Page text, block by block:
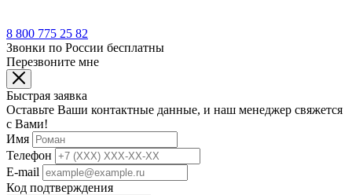
8 800 775 25 82
Звонки по России бесплатны
Перезвоните мне
Быстрая заявка
Оставьте Ваши контактные данные, и наш менеджер свяжется
с Вами!
Имя
Телефон
E-mail
Код подтверждения